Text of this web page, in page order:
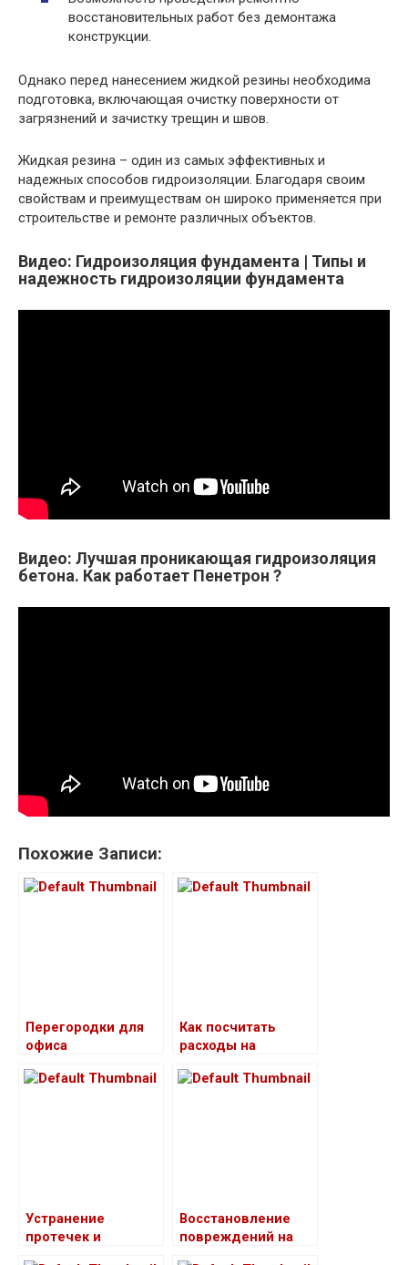
восстановительных работ без демонтажа
конструкции.
Однако перед нанесением жидкой резины необходима
подготовка, включающая очистку поверхности от
загрязнений и зачистку трещин и швов.
Жидкая резина – один из самых эффективных и
надежных способов гидроизоляции. Благодаря своим
свойствам и преимуществам он широко применяется при
строительстве и ремонте различных объектов.
Видео: Гидроизоляция фундамента | Типы и
надежность гидроизоляции фундамента
Видео: Лучшая проникающая гидроизоляция
бетона. Как работает Пенетрон ?
Похожие Записи:
Перегородки для
офиса
Как посчитать
расходы на
ремонт одной
Устранение
протечек и
Восстановление
повреждений на